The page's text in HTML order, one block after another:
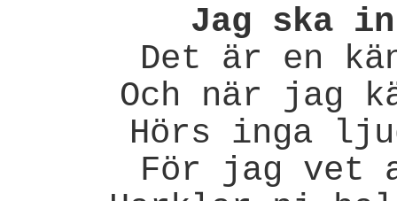
Jag ska
Det är en
Och när jag
Hörs inga
För jag vet